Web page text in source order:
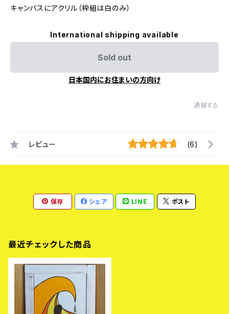
キャンバスにアクリル（枠組は白のみ）
International shipping available
Sold out
日本国内にお住まいの方向け
通報する
レビュー (6)
保存 シェア LINE ポスト
最近チェックした商品